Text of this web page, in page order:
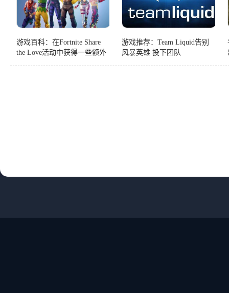
游戏百科：在Fortnite Share
the Love活动中获得一些额外
游戏推荐：Team Liquid告别
风暴英雄 投下团队